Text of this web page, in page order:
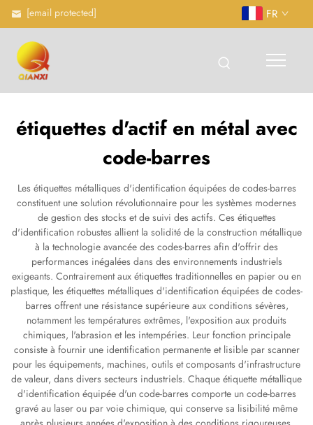
[email protected] FR
étiquettes d'actif en métal avec
code-barres
Les étiquettes métalliques d'identification équipées de codes-barres
constituent une solution révolutionnaire pour les systèmes modernes
de gestion des stocks et de suivi des actifs. Ces étiquettes
d'identification robustes allient la solidité de la construction métallique
à la technologie avancée des codes-barres afin d'offrir des
performances inégalées dans des environnements industriels
exigeants. Contrairement aux étiquettes traditionnelles en papier ou en
plastique, les étiquettes métalliques d'identification équipées de codes-
barres offrent une résistance supérieure aux conditions sévères,
notamment les températures extrêmes, l'exposition aux produits
chimiques, l'abrasion et les intempéries. Leur fonction principale
consiste à fournir une identification permanente et lisible par scanner
pour les équipements, machines, outils et composants d'infrastructure
de valeur, dans divers secteurs industriels. Chaque étiquette métallique
d'identification équipée d'un code-barres comporte un code-barres
gravé au laser ou par voie chimique, qui conserve sa lisibilité même